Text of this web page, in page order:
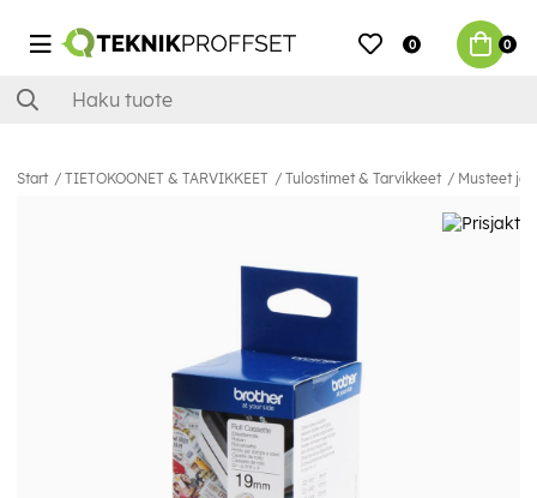
0 0
Start TIETOKOONET & TARVIKKEET Tulostimet & Tarvikkeet Musteet ja